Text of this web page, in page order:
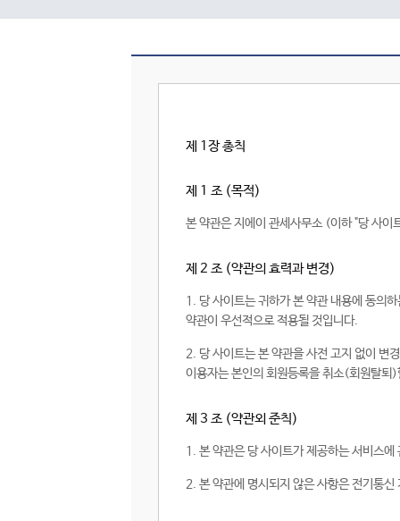
제 1장 총칙
제 1 조 (목적)
본 약관은 지에이 관세사무소 (이하 "당 사
제 2 조 (약관의 효력과 변경)
1. 당 사이트는 귀하가 본 약관 내용에 동의
약관이 우선적으로 적용될 것입니다.
2. 당 사이트는 본 약관을 사전 고지 없이 변
이용자는 본인의 회원등록을 취소(회원탈퇴
제 3 조 (약관외 준칙)
1. 본 약관은 당 사이트가 제공하는 서비스
2. 본 약관에 명시되지 않은 사항은 전기통